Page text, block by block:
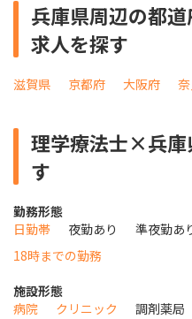
兵庫県周辺の都
求人を探す
滋賀県 京都府 大阪府
理学療法士×兵
す
勤務形態
日勤帯
夜勤あり 準夜勤あ
18時までの勤務
施設形態
病院
クリニック 調剤薬局